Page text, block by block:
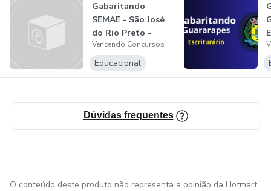
Gabaritando
SEMAE - São José
do Rio Preto -
Agente Administr...
Vencendo Concursos
Educacional
Dúvidas frequentes
O conteúdo deste produto não representa a opinião da Hotmart.